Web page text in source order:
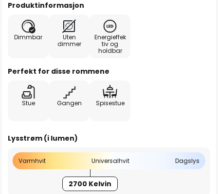
Produktinformasjon
Dimmbar
Uten
dimmer
Energieffek
tiv og
holdbar
Perfekt for disse rommene
Stue Gangen Spisestue
Lysstrøm (i lumen)
Varmhvit Universalhvit Dagslys
2700 Kelvin